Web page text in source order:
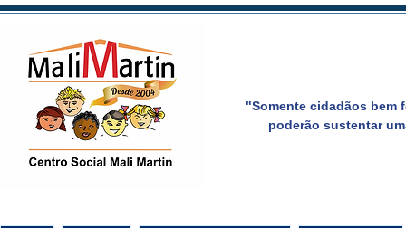
"Somente cidadãos bem
poderão sustentar